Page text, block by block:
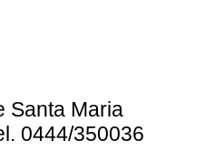
Santa Maria
0444/350036